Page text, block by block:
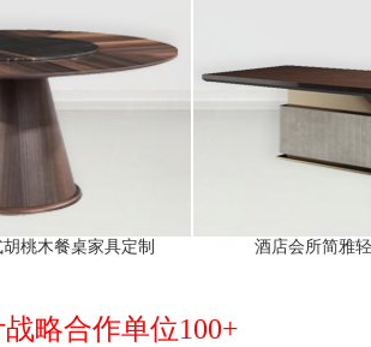
桃木餐桌家具定制 酒店会所简雅
略合作单位100+